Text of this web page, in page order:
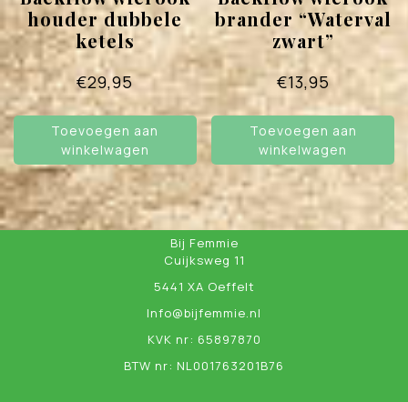
houder dubbele
ketels
€29,95
Toevoegen aan
winkelwagen
brander “Waterval
zwart”
€13,95
Toevoegen aan
winkelwagen
Bij Femmie
Cuijksweg 11
5441 XA Oeffelt
Info@bijfemmie.nl
KVK nr: 65897870
BTW nr: NL001763201B76